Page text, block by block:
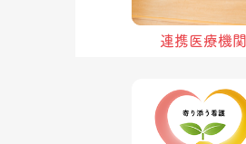
連携医療機関